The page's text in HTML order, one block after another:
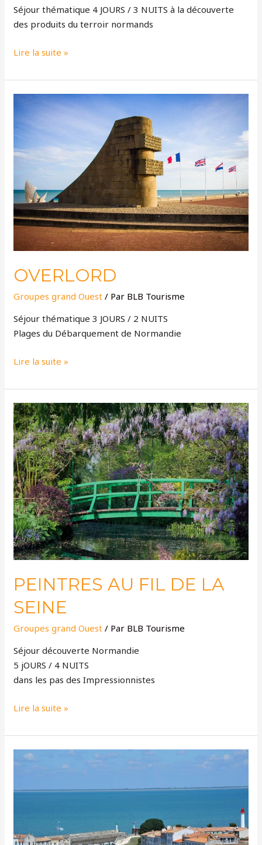
Séjour thématique 4 JOURS / 3 NUITS à la découverte
des produits du terroir normands
Lire la suite »
OVERLORD
Groupes grand Ouest / Par BLB Tourisme
Séjour thématique 3 JOURS / 2 NUITS
Plages du Débarquement de Normandie
OVERLORD
Lire la suite »
PEINTRES AU FIL DE LA
SEINE
Groupes grand Ouest / Par BLB Tourisme
Séjour découverte Normandie
5 jOURS / 4 NUITS
dans les pas des Impressionnistes
PEINTRES
AU
FIL
DE
LA
SEINE
Lire la suite »
EVASION
OCÉANE